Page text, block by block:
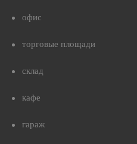
офис
торговые площади
склад
кафе
гараж